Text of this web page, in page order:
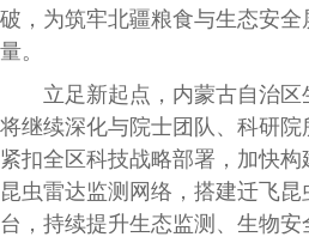
破，为筑牢北疆粮食与生态安全
量。
立足新起点，内蒙古自治区
将继续深化与院士团队、科研院
紧扣全区科技战略部署，加快
昆虫雷达监测网络，搭建迁飞
台，持续提升生态监测、生物